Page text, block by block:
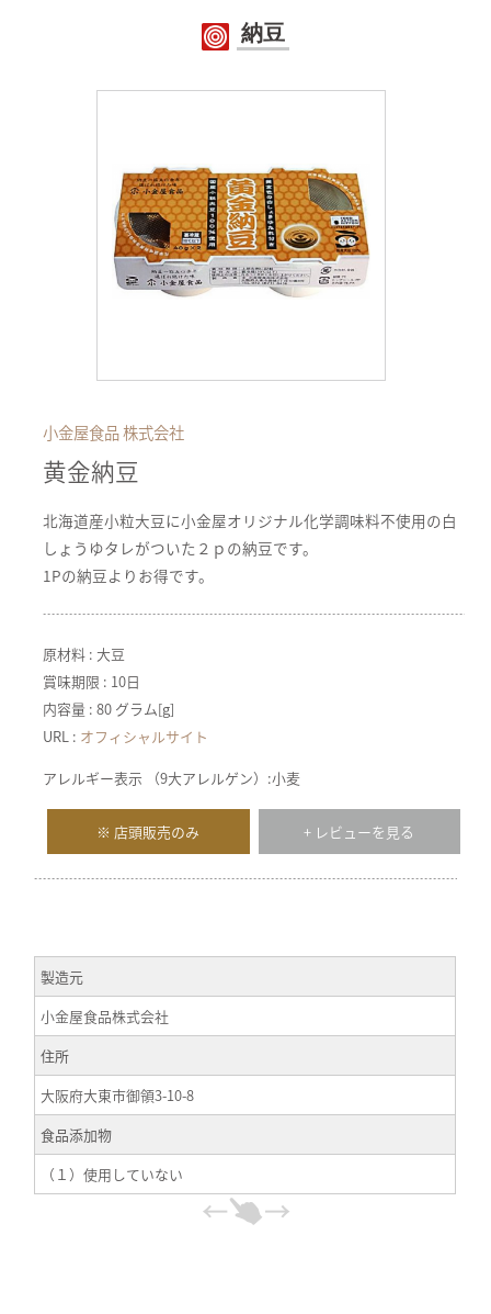
納豆
小金屋食品 株式会社
黄金納豆
北海道産小粒大豆に小金屋オリジナル化学調味料不使用の白
しょうゆタレがついた２ｐの納豆です。
1Pの納豆よりお得です。
原材料 : 大豆
賞味期限 : 10日
内容量 : 80 グラム[g]
URL : オフィシャルサイト
アレルギー表示 （9大アレルゲン）:小麦
※ 店頭販売のみ + レビューを見る
製造元
小金屋食品株式会社
住所
大阪府大東市御領3-10-8
食品添加物
（１）使用していない